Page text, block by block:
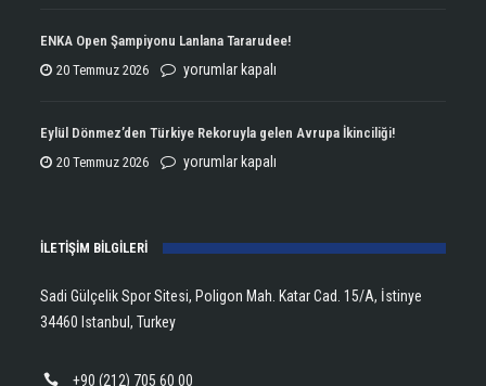
Çifte
Şampiyonluğun
Aldı!
ENKA Open Şampiyonu Lanlana Tararudee!
20 Temmuz 2026
ENKA
Şampiyonu
Lanlana
yorumlar kapalı
Eylül Dönmez’den Türkiye Rekoruyla gelen Avrupa İkinciliği!
20 Temmuz 2026
Eylül
Rekoruyla
Avrupa
yorumlar kapalı
İLETİŞİM BİLGİLERİ
Sadi Gülçelik Spor Sitesi, Poligon Mah. Katar Cad. 15/A, İstinye
34460 Istanbul, Turkey
+90 (212) 705 60 00